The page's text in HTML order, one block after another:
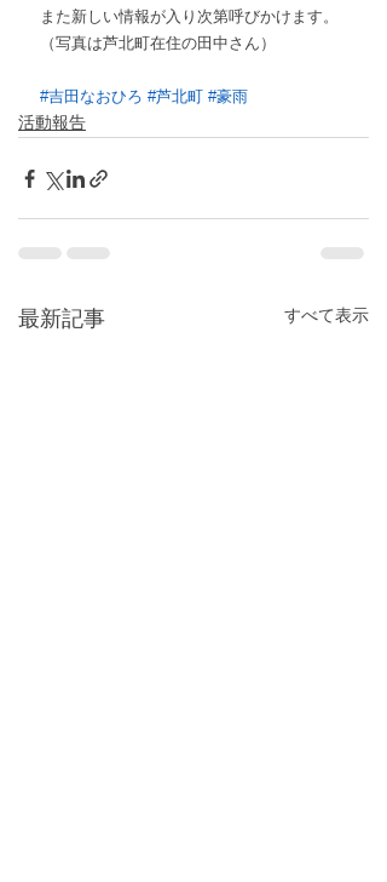
また新しい情報が入り次第呼びかけます。
（写真は芦北町在住の田中さん）
#吉田なおひろ #芦北町 #豪雨
活動報告
最新記事 すべて表示